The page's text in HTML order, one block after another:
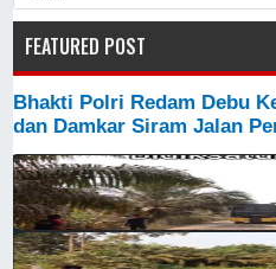
FEATURED POST
Bhakti Polri Redam Debu
dan Damkar Siram Jalan